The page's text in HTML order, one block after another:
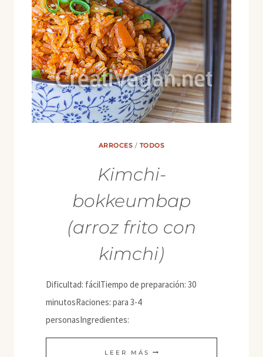
ARROCES / TODOS
Kimchi-
bokkeumbap
(arroz frito con
kimchi)
Dificultad: fácilTiempo de preparación: 30
minutosRaciones: para 3-4
personasIngredientes:
LEER MÁS KIMCHI-